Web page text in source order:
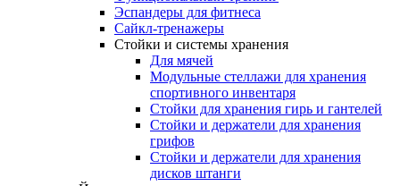
Эспандеры для фитнеса
Сайкл-тренажеры
Стойки и системы хранения
Для мячей
Модульные стеллажи для хранения
спортивного инвентаря
Стойки для хранения гирь и гантелей
Стойки и держатели для хранения
грифов
Стойки и держатели для хранения
дисков штанги